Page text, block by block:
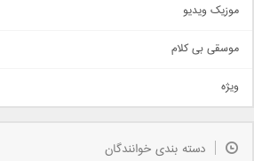
سنتی
اهنگ بندرعباسی
دمو
مذهبی
جدیدترین ها
موزیک ویدیو
موسقی بی کلام
ویژه
دسته بندی خوانندگان